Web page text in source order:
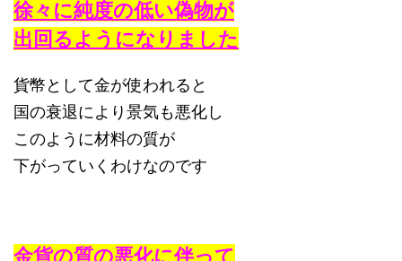
徐々に純度の低い偽物が
出回るようになりました
貨幣として金が使われると
国の衰退により景気も悪化し
このように材料の質が
下がっていくわけなのです
金貨の質の悪化に伴って